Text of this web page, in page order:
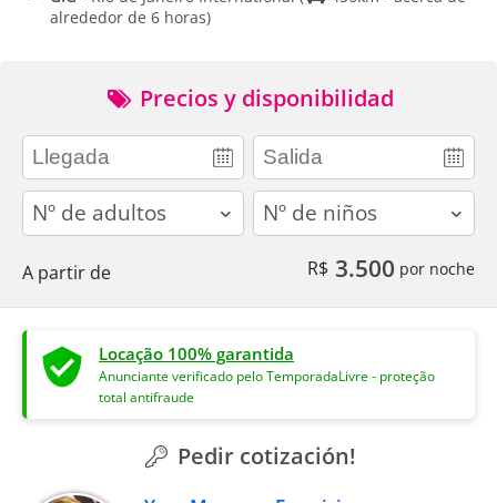
alrededor de 6 horas)
Precios y disponibilidad
adults children
A partir de R$ 3.500 por noche
Locação 100% garantida
Anunciante verificado pelo TemporadaLivre - proteção
total antifraude
Pedir cotización!